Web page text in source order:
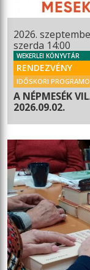
2026.
szerda 14:00
WEKERLEI KÖNYVTÁR
RENDEZVÉNY
IDŐSKORI
A NÉPMESÉK
2026.09.02.